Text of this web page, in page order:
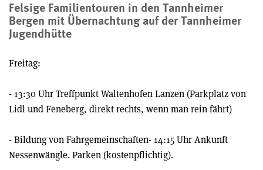
Felsige Familientouren in den Tannheimer
Bergen mit Übernachtung auf der Tannheimer
Jugendhütte
Freitag:
- 13:30 Uhr Treffpunkt Waltenhofen Lanzen (Parkplatz von
Lidl und Feneberg, direkt rechts, wenn man rein fährt)
- Bildung von Fahrgemeinschaften- 14:15 Uhr Ankunft
Nessenwängle. Parken (kostenpflichtig).